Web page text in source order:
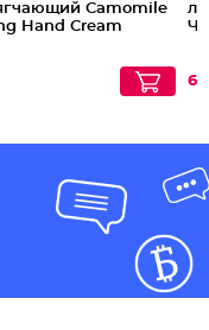
Camomile
Hand Cream